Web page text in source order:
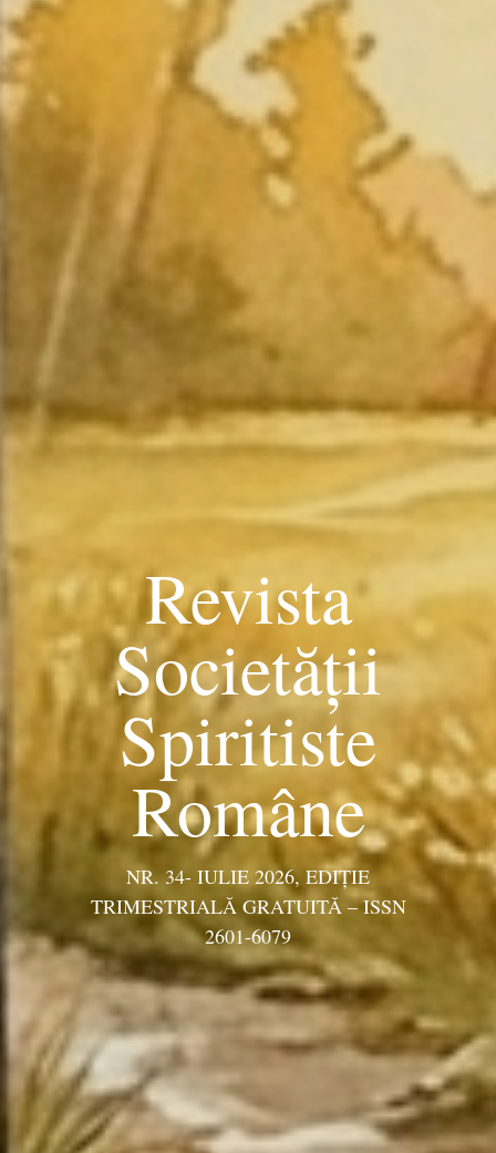
Revista
Societății
Spiritiste
Române
NR. 34- IULIE 2026, EDIŢIE
TRIMESTRIALĂ GRATUITĂ – ISSN
2601-6079